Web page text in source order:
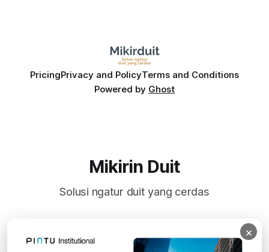
PricingPrivacy and PolicyTerms and Conditions
Powered by Ghost
Mikirin Duit
Solusi ngatur duit yang cerdas
Subscribe
×